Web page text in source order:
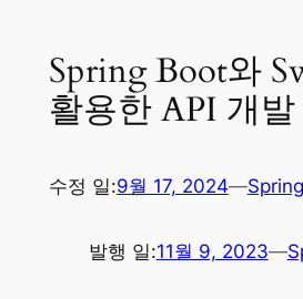
Spring Boot와
활용한 API 개발
수정 일:9월 17, 2024—
발행 일:11월 9, 2023—